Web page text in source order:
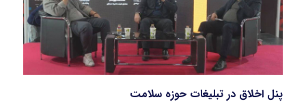
پنل اخلاق در تبلیغات حوزه سلامت